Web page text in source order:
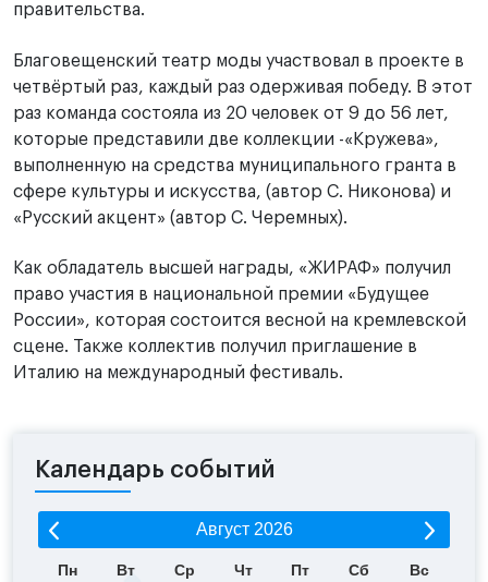
правительства.
Благовещенский театр моды участвовал в проекте в
четвёртый раз, каждый раз одерживая победу. В этот
раз команда состояла из 20 человек от 9 до 56 лет,
которые представили две коллекции -«Кружева»,
выполненную на средства муниципального гранта в
сфере культуры и искусства, (автор С. Никонова) и
«Русский акцент» (автор С. Черемных).
Как обладатель высшей награды, «ЖИРАФ» получил
право участия в национальной премии «Будущее
России», которая состоится весной на кремлевской
сцене. Также коллектив получил приглашение в
Италию на международный фестиваль.
Календарь событий
Август 2026
Пн Вт Ср Чт Пт Сб Вс